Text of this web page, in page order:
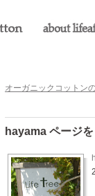
オーガニックコットン
hayama ページ